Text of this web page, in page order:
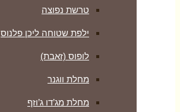
טרשת נפוצה
ילפת שטוחה ליכן פלנוס
לופוס (זאבת)
מחלת ווגנר
מחלת מג’דו ג’וזף